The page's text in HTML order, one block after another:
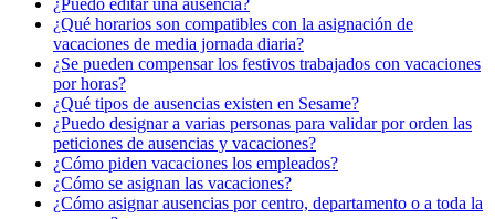
¿Qué horarios son compatibles con la asignación de
vacaciones de media jornada diaria?
¿Se pueden compensar los festivos trabajados con vacaciones
por horas?
¿Qué tipos de ausencias existen en Sesame?
¿Puedo designar a varias personas para validar por orden las
peticiones de ausencias y vacaciones?
¿Cómo piden vacaciones los empleados?
¿Cómo se asignan las vacaciones?
¿Cómo asignar ausencias por centro, departamento o a toda la